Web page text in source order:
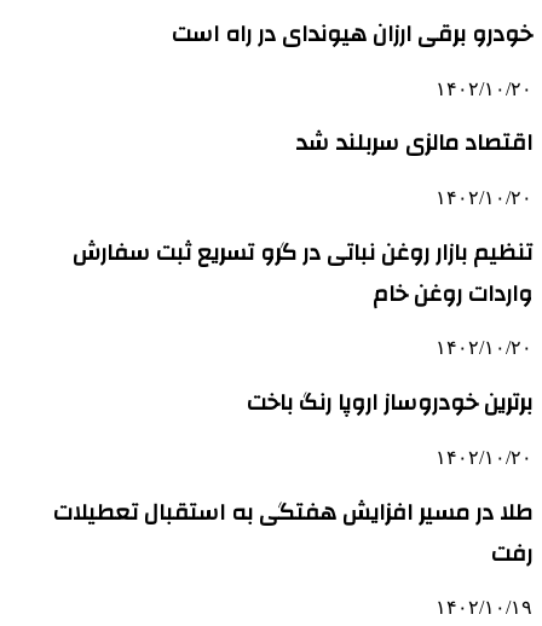
خودرو برقی ارزان هیوندای در راه است
۱۴۰۲/۱۰/۲۰
اقتصاد مالزی سربلند شد
۱۴۰۲/۱۰/۲۰
تنظیم بازار روغن نباتی در گرو تسریع ثبت سفارش
واردات روغن خام
۱۴۰۲/۱۰/۲۰
برترین خودروساز اروپا رنگ باخت
۱۴۰۲/۱۰/۲۰
طلا در مسیر افزایش هفتگی به استقبال تعطیلات
رفت
۱۴۰۲/۱۰/۱۹